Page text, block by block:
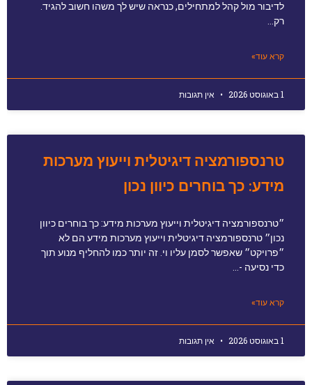
לדיבור מול קהל למתחילים, כנראה שיש לך משהו חשוב להגיד.
רק…
קרא עוד»
1 באוגוסט 2026 אין תגובות
טרנספורמציה דיגיטלית וייעוץ מערכות
מידע: כך בוחרים כיוון נכון
״טרנספורמציה דיגיטלית וייעוץ מערכות מידע: כך בוחרים כיוון
נכון״ טרנספורמציה דיגיטלית וייעוץ מערכות מידע הם לא
״פרויקט״ שאפשר לסמן עליו וי. זה יותר כמו להחליף מנוע תוך
כדי נסיעה -…
קרא עוד»
1 באוגוסט 2026 אין תגובות